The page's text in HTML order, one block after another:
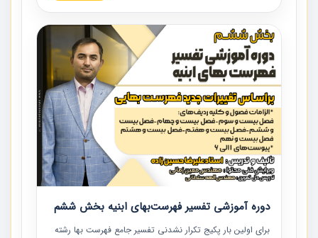
پیمان به همراه تجربیات عملی در این خصوص ارائه شده است.
دوره آموزشی تفسیر فهرست‌بهای ابنیه بخش ششم
برای اولین بار پکیج تکرار نشدنی تفسیر جامع فهرست بها رشته